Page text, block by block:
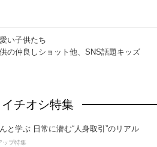
い子供たち
の仲良しショット他、SNS話題キッズ
チオシ特集
と学ぶ 日常に潜む“人身取引”のリアル
ップ特集